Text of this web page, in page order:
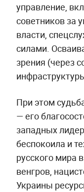
управление,
советников за
власти,
силами.
зрения (через
При этом
— его
западных
беспокоила и
русского мира
венгров,
Украины